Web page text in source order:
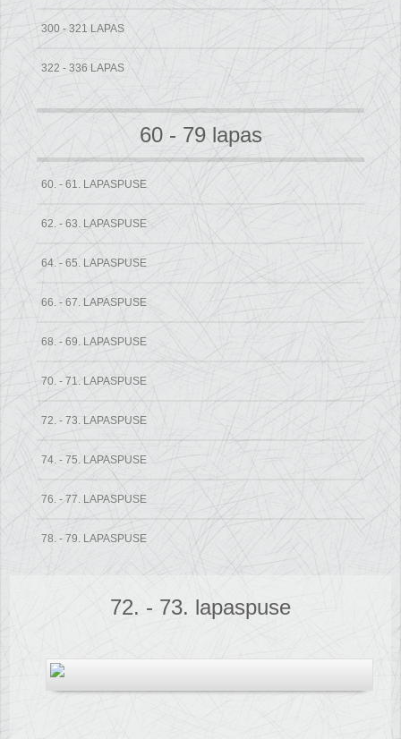
300 - 321 LAPAS
322 - 336 LAPAS
60 - 79 lapas
60. - 61. LAPASPUSE
62. - 63. LAPASPUSE
64. - 65. LAPASPUSE
66. - 67. LAPASPUSE
68. - 69. LAPASPUSE
70. - 71. LAPASPUSE
72. - 73. LAPASPUSE
74. - 75. LAPASPUSE
76. - 77. LAPASPUSE
78. - 79. LAPASPUSE
72. - 73. lapaspuse